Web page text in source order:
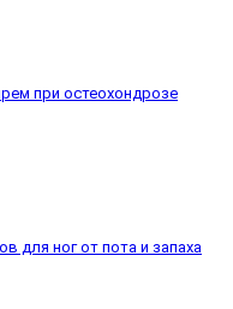
при остеохондрозе
для ног от пота и запаха